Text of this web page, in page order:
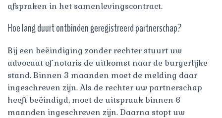
afspraken in het samenlevingscontract.
Hoe lang duurt ontbinden geregistreerd partnerschap?
Bij een beëindiging zonder rechter stuurt uw
advocaat of notaris de uitkomst naar de burgerlijke
stand. Binnen 3 maanden moet de melding daar
ingeschreven zijn. Als de rechter uw partnerschap
heeft beëindigd, moet de uitspraak binnen 6
maanden ingeschreven zijn. Daarna stopt uw